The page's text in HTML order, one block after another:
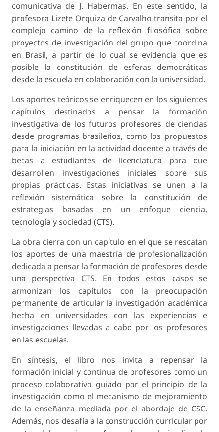
comunicativa de J. Habermas. En este sentido, la
profesora Lizete Orquiza de Carvalho transita por el
complejo camino de la reflexión filosófica sobre
proyectos de investigación del grupo que coordina
en Brasil, a partir de lo cual se evidencia que es
posible la constitución de esferas democráticas
desde la escuela en colaboración con la universidad.
Los aportes teóricos se enriquecen en los siguientes
capítulos destinados a pensar la formación
investigativa de los futuros profesores de ciencias
desde programas brasileños, como los propuestos
para la iniciación en la actividad docente a través de
becas a estudiantes de licenciatura para que
desarrollen investigaciones iniciales sobre sus
propias prácticas. Estas iniciativas se unen a la
reflexión sistemática sobre la constitución de
estrategias basadas en un enfoque ciencia,
tecnología y sociedad (CTS).
La obra cierra con un capítulo en el que se rescatan
los aportes de una maestría de profesionalización
dedicada a pensar la formación de profesores desde
una perspectiva CTS. En todos estos casos se
armonizan los capítulos con la preocupación
permanente de articular la investigación académica
hecha en universidades con las experiencias e
investigaciones llevadas a cabo por los profesores
en las escuelas.
En síntesis, el libro nos invita a repensar la
formación inicial y continua de profesores como un
proceso colaborativo guiado por el principio de la
investigación como el mecanismo de mejoramiento
de la enseñanza mediada por el abordaje de CSC.
Además, nos desafía a la construcción curricular por